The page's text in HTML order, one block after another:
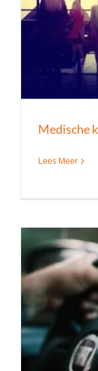
Medische
Lees Meer